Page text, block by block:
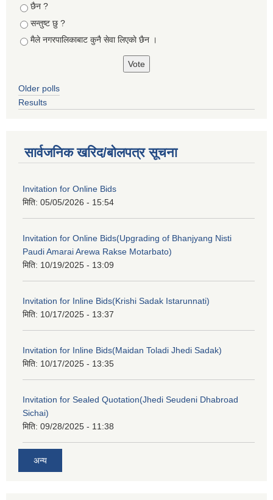
छैन ?
सन्तुष्ट छु ?
मैले नगरपालिकाबाट कुनै सेवा लिएकाे छैन ।
Older polls
Results
सार्वजनिक खरिद/बोलपत्र सूचना
Invitation for Online Bids
मिति: 05/05/2026 - 15:54
Invitation for Online Bids(Upgrading of Bhanjyang Nisti
Paudi Amarai Arewa Rakse Motarbato)
मिति: 10/19/2025 - 13:09
Invitation for Inline Bids(Krishi Sadak Istarunnati)
मिति: 10/17/2025 - 13:37
Invitation for Inline Bids(Maidan Toladi Jhedi Sadak)
मिति: 10/17/2025 - 13:35
Invitation for Sealed Quotation(Jhedi Seudeni Dhabroad
Sichai)
मिति: 09/28/2025 - 11:38
अन्य